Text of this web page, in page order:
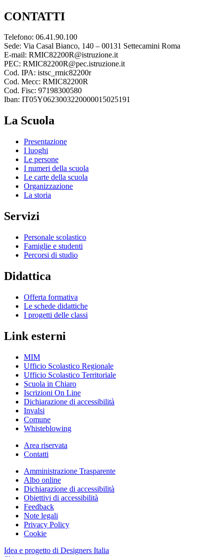
CONTATTI
Telefono: 06.41.90.100
Sede: Via Casal Bianco, 140 – 00131 Settecamini Roma
E-mail: RMIC82200R@istruzione.it
PEC: RMIC82200R@pec.istruzione.it
Cod. IPA: istsc_rmic82200r
Cod. Mecc: RMIC82200R
Cod. Fisc: 97198300580
Iban: IT05Y0623003220000015025191
La Scuola
Presentazione
I luoghi
Le persone
I numeri della scuola
Le carte della scuola
Organizzazione
La storia
Servizi
Personale scolastico
Famiglie e studenti
Percorsi di studio
Didattica
Offerta formativa
Le schede didattiche
I progetti delle classi
Link esterni
MIM
Ufficio Scolastico Regionale
Ufficio Scolastico Territoriale
Scuola in Chiaro
Iscrizioni On Line
Dichiarazione di accessibilità
Invalsi
Comune
Whisteblowing
Area riservata
Contatti
Amministrazione Trasparente
Albo online
Dichiarazione di accessibilità
Obiettivi di accessibilità
Feedback
Note legali
Privacy Policy
Cookie
Idea e progetto di Designers Italia